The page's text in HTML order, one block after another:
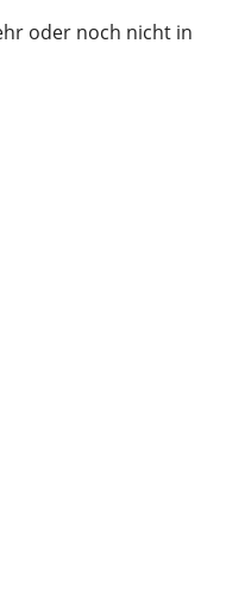
oder noch nicht in